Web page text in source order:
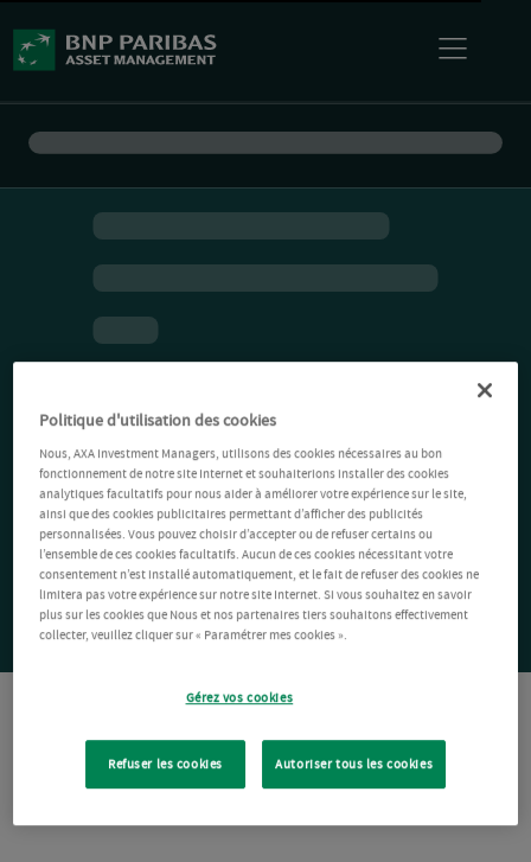
Politique d'utilisation des cookies
Nous, AXA Investment Managers, utilisons des cookies nécessaires au bon
fonctionnement de notre site Internet et souhaiterions installer des cookies
analytiques facultatifs pour nous aider à améliorer votre expérience sur le site,
ainsi que des cookies publicitaires permettant d’afficher des publicités
personnalisées. Vous pouvez choisir d’accepter ou de refuser certains ou
l’ensemble de ces cookies facultatifs. Aucun de ces cookies nécessitant votre
consentement n’est installé automatiquement, et le fait de refuser des cookies ne
limitera pas votre expérience sur notre site Internet. Si vous souhaitez en savoir
plus sur les cookies que Nous et nos partenaires tiers souhaitons effectivement
collecter, veuillez cliquer sur « Paramétrer mes cookies ».
Gérez vos cookies
Refuser les cookies Autoriser tous les cookies